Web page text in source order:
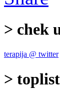
> chek
terapija @ twitter
>